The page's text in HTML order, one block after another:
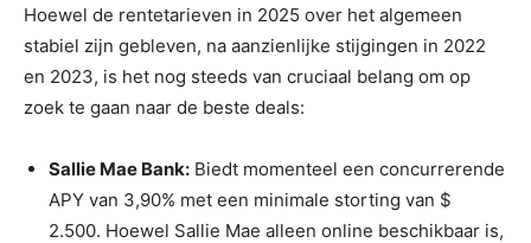
Hoewel de rentetarieven in 2025 over het algemeen
stabiel zijn gebleven, na aanzienlijke stijgingen in 2022
en 2023, is het nog steeds van cruciaal belang om op
zoek te gaan naar de beste deals:
Sallie Mae Bank: Biedt momenteel een concurrerende
APY van 3,90% met een minimale storting van $
2.500. Hoewel Sallie Mae alleen online beschikbaar is,